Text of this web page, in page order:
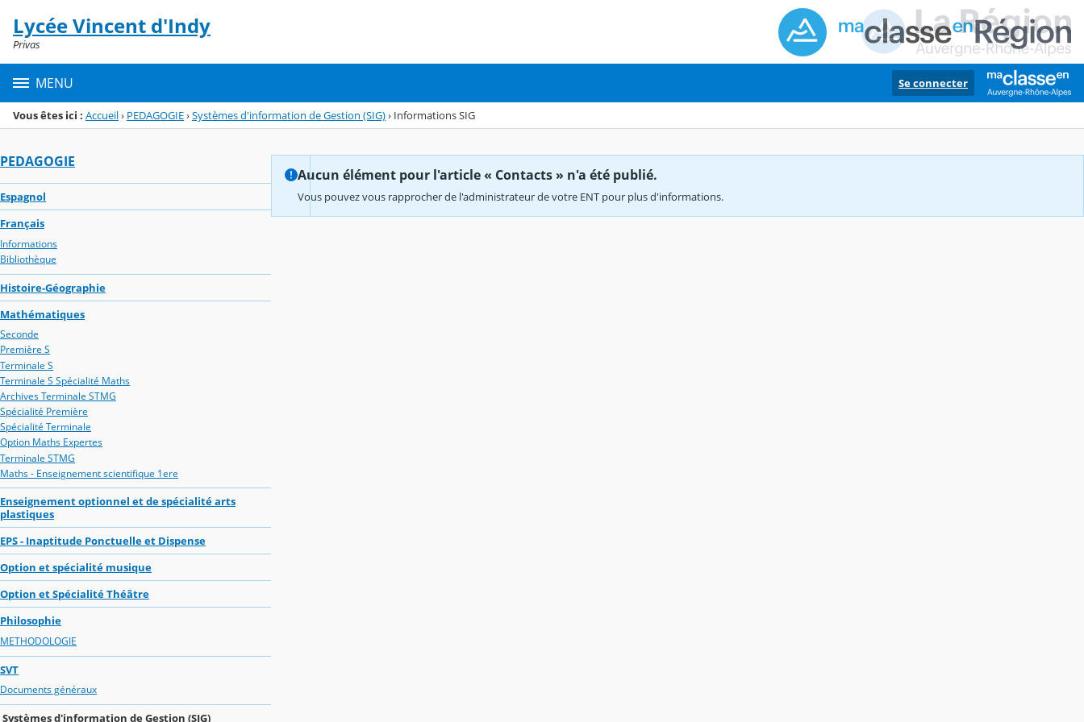
Menu de la rubrique
Contenu
Lycée Vincent d'Indy
Privas
MENU Se connecter
Vous êtes ici : Accueil› PEDAGOGIE›Systèmes d'information de Gestion (SIG)› Informations SIG
PEDAGOGIE
Espagnol
Français
Informations
Bibliothèque
Histoire-Géographie
Mathématiques
Seconde
Première S
Terminale S
Terminale S Spécialité Maths
Archives Terminale STMG
Spécialité Première
Spécialité Terminale
Option Maths Expertes
Terminale STMG
Maths - Enseignement scientifique 1ere
Enseignement optionnel et de spécialité arts
plastiques
EPS - Inaptitude Ponctuelle et Dispense
Option et spécialité musique
Option et Spécialité Théâtre
Philosophie
METHODOLOGIE
SVT
Documents généraux
Systèmes d'information de Gestion (SIG)
Aucun élément pour l'article « Contacts » n'a été publié.
Vous pouvez vous rapprocher de l'administrateur de votre ENT pour plus d'informations.